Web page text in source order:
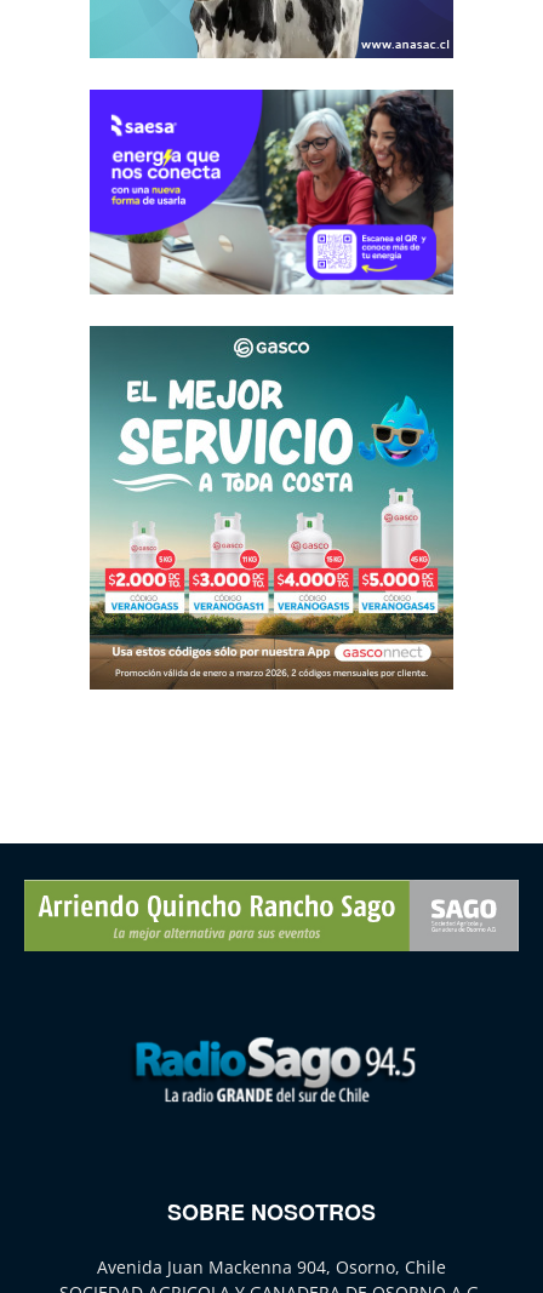
SOBRE NOSOTROS
Avenida Juan Mackenna 904, Osorno, Chile